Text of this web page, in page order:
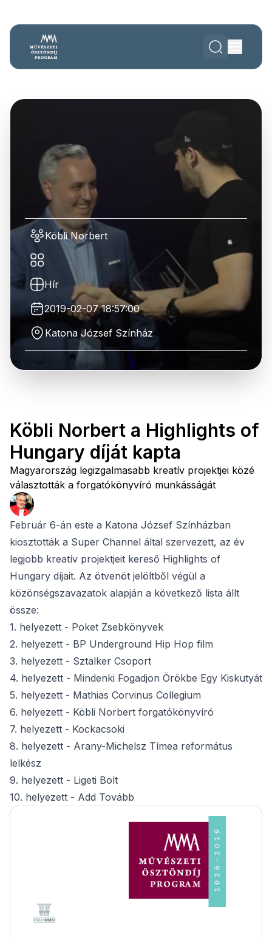
Köbli Norbert
Hír
2019-02-07 18:57:00
Katona József Színház
Köbli Norbert a Highlights of
Hungary díját kapta
Magyarország legizgalmasabb kreatív projektjei közé
választották a forgatókönyvíró munkásságát
Február 6-án este a Katona József Színházban
kiosztották a Super Channel által szervezett, az év
legjobb kreatív projektjeit kereső Highlights of
Hungary díjait. Az ötvenöt jelöltből végül a
közönségszavazatok alapján a következő lista állt
össze:
1. helyezett - Poket Zsebkönyvek
2. helyezett - BP Underground Hip Hop film
3. helyezett - Sztalker Csoport
4. helyezett - Mindenki Fogadjon Örökbe Egy Kiskutyát
5. helyezett - Mathias Corvinus Collegium
6. helyezett - Köbli Norbert forgatókönyvíró
7. helyezett - Kockacsoki
8. helyezett - Arany-Michelsz Tímea református
lelkész
9. helyezett - Ligeti Bolt
10. helyezett - Add Tovább